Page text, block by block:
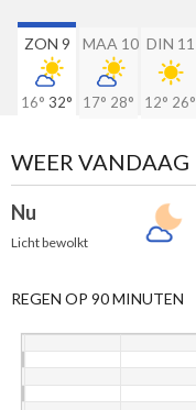
ZON 9
16° 32°
MAA 10
17° 28°
DIN 11
12° 26°
WEER VANDAAG
Nu
Licht bewolkt
REGEN OP 90 MINUTEN